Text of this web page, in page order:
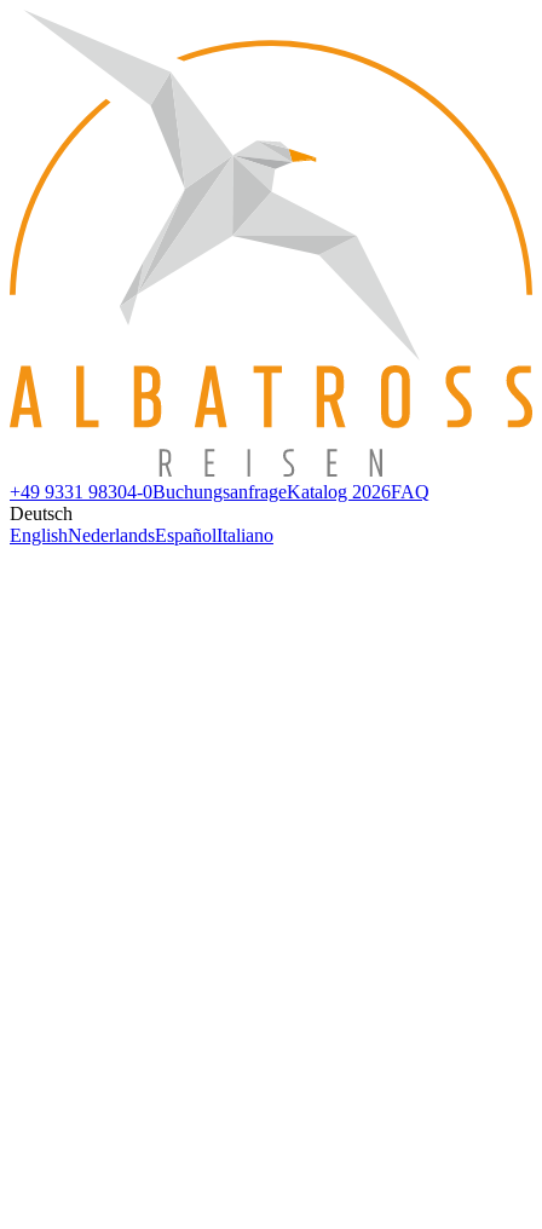
+49 9331 98304-0BuchungsanfrageKatalog 2026FAQ
Deutsch
EnglishNederlandsEspañolItaliano